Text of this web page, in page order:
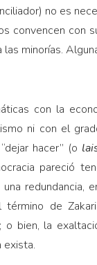
no es
convencen con
mino­rías.
con la
ni con el
hacer” (o
pareció
una
término de
o bien, la
exista.